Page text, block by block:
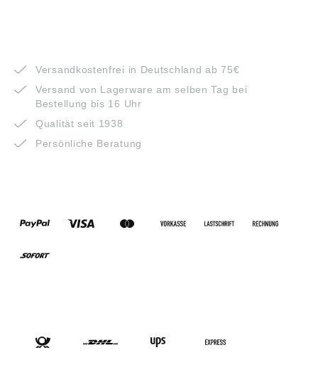
Versandkostenfrei in Deutschland ab 75€
Versand von Lagerware am selben Tag bei
Bestellung bis 16 Uhr
Qualität seit 1938
Persönliche Beratung